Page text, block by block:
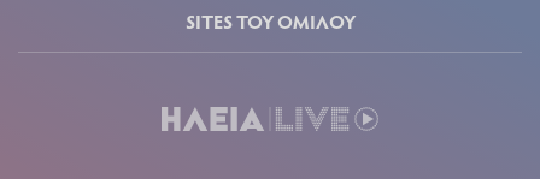
SITES ΤΟΥ ΟΜΙΛΟΥ